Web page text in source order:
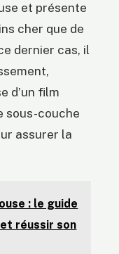
et présente
cher que de
dernier cas, il
d’un film
sous-couche
assurer la
: le guide
réussir son